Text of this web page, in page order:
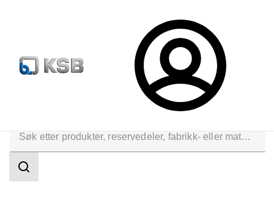
Logg
inn
Produktsøk Retur & reklamasjon Konfigurer
Reverse Engineering
Søkeområde